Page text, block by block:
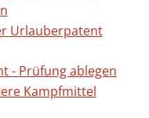
Urlauberpatent
- Prüfung ablegen
Kampfmittel